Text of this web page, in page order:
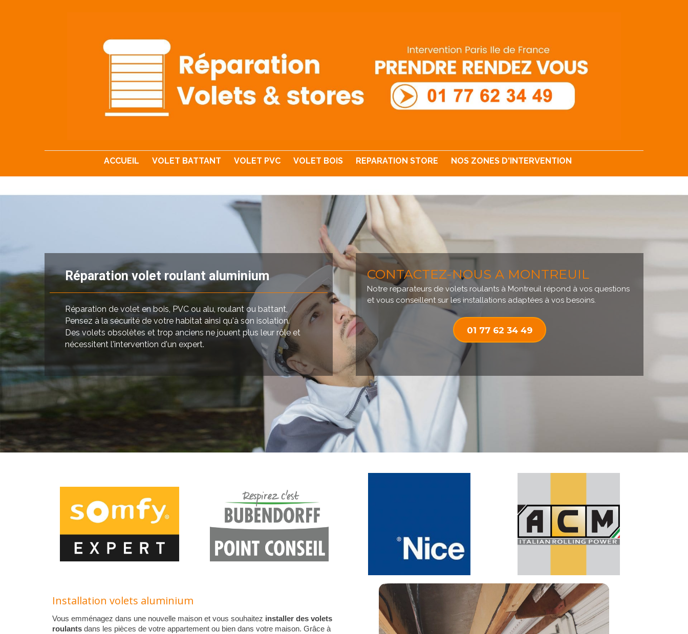
ACCUEIL VOLET BATTANT VOLET PVC VOLET BOIS REPARATION STORE NOS ZONES D'INTERVENTION
Réparation volet roulant aluminium
Réparation de volet en bois, PVC ou alu, roulant ou battant,
Pensez à la sécurité de votre habitat ainsi qu'à son isolation.
Des volets obsolètes et trop anciens ne jouent plus leur rôle et
nécessitent l'intervention d'un expert.
CONTACTEZ-NOUS A MONTREUIL
Notre reparateurs de volets roulants à Montreuil répond à vos questions
et vous conseillent sur les installations adaptées à vos besoins.
01 77 62 34 49
Installation volets aluminium
Vous emménagez dans une nouvelle maison et vous souhaitez installer des volets
roulants dans les pièces de votre appartement ou bien dans votre maison. Grâce à